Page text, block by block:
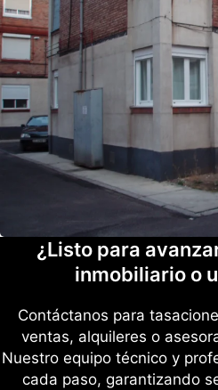
¿Listo para
inmobiliario o
Contáctanos para
ventas, alquileres o
Nuestro equipo técnico y
cada paso, garantizando